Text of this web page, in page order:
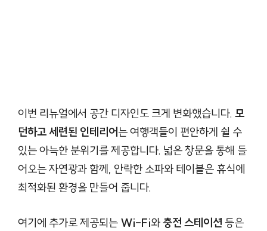
이번 리뉴얼에서 공간 디자인도 크게 변화했습니다. 모
던하고 세련된 인테리어는 여행객들이 편안하게 쉴 수
있는 아늑한 분위기를 제공합니다. 넓은 창문을 통해 들
어오는 자연광과 함께, 안락한 소파와 테이블은 휴식에
최적화된 환경을 만들어 줍니다.
여기에 추가로 제공되는 Wi-Fi와충전 스테이션 등은